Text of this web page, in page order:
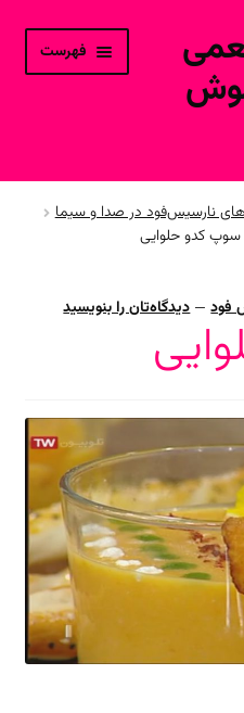
فهرست
نارسیس‌فود در صدا و سیما
سوپ کدو حلوایی
فود —دیدگاه‌تان را بنویسید